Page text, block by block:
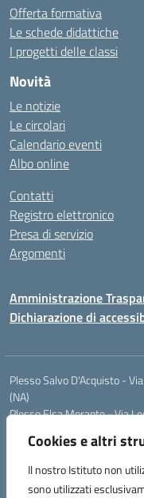
Cookies e altri
Il nostro Istituto non
sono utilizzati
Offerta formativa
Le schede didattiche
I progetti delle classi
Novità
Le notizie
Le circolari
Calendario eventi
Albo online
Contatti
Registro elettronico
Presa di servizio
Argomenti
Amministrazione
Dichiarazione di
Plesso Salvo D'Acquisto -
(NA)
Plesso Elsa Morante - Via
Plesso Leone - Via Pascoli
Tel.:0813177304 - Mail: